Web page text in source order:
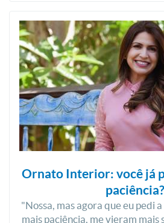
Ornato Interior: você já
paciência?
"Nossa, mas agora que eu pedi
mais paciência, me vieram mais